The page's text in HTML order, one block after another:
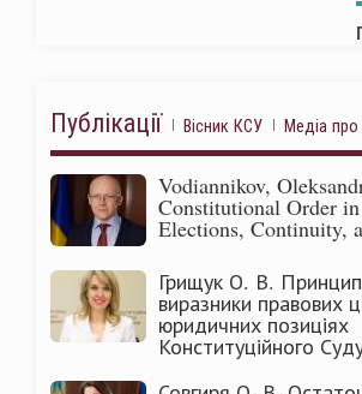
Публікації Вісник КСУ Медіа
Vodiannikov,
Constitutional Order
Elections, Continuity,
Грищук О. В.
виразники правових
юридичних позиціях
Конституційного